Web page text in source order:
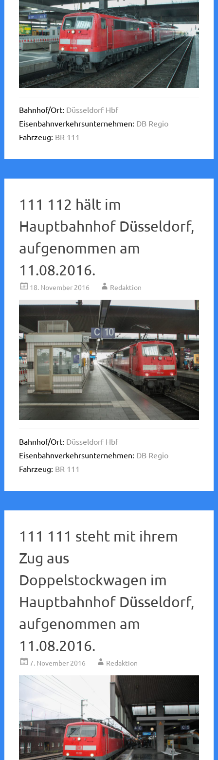
Bahnhof/Ort: Düsseldorf Hbf
Eisenbahnverkehrsunternehmen: DB Regio
Fahrzeug: BR 111
111 112 hält im
Hauptbahnhof Düsseldorf,
aufgenommen am
11.08.2016.
18. November 2016 Redaktion
Bahnhof/Ort: Düsseldorf Hbf
Eisenbahnverkehrsunternehmen: DB Regio
Fahrzeug: BR 111
111 111 steht mit ihrem
Zug aus
Doppelstockwagen im
Hauptbahnhof Düsseldorf,
aufgenommen am
11.08.2016.
7. November 2016 Redaktion